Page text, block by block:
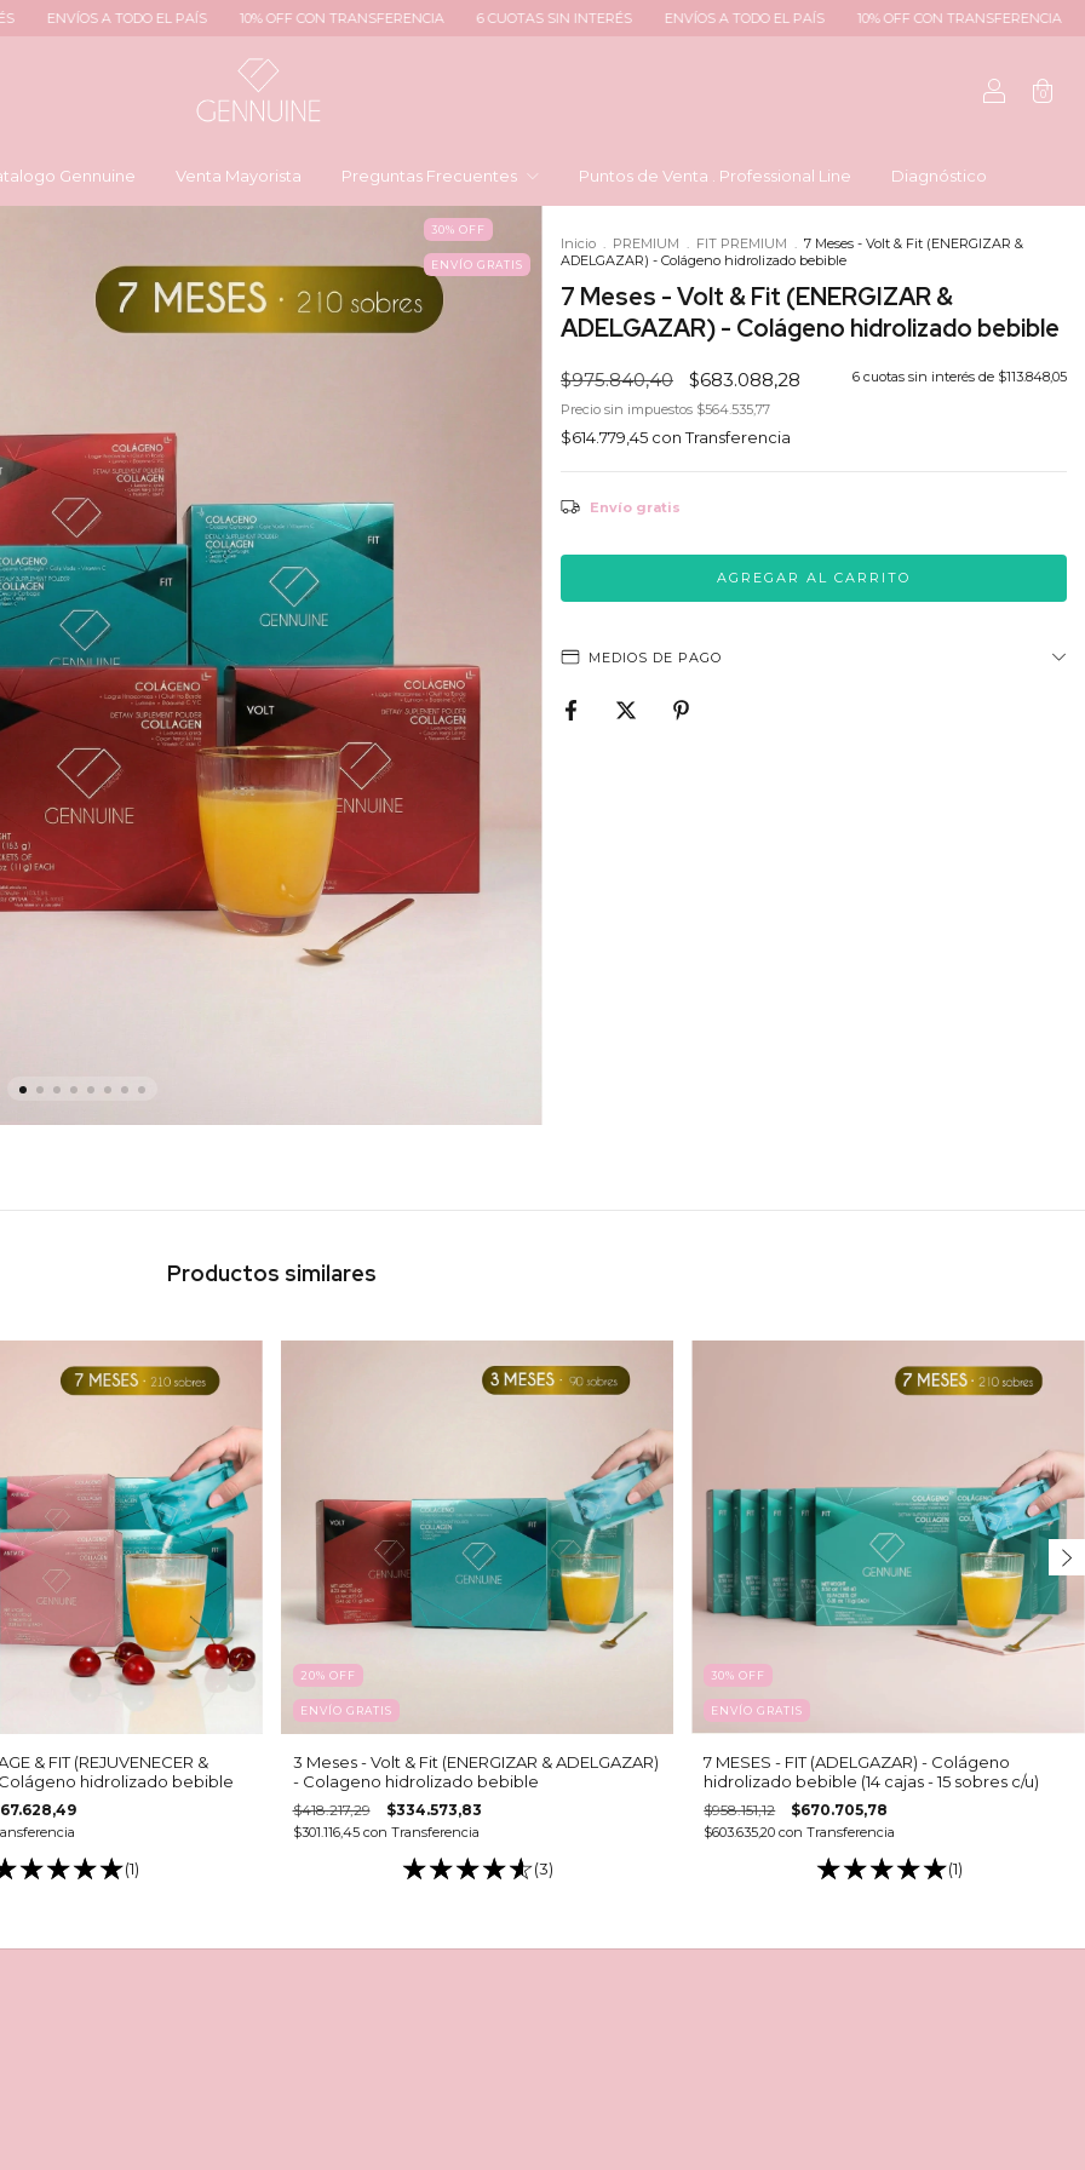
EL PAÍS 10% OFF CON TRANSFERENCIA 6 CUOTAS SIN INTERÉS ENVÍOS A TODO EL PAÍS 10% OFF CON TRANSFERENCIA 6 CUOTAS SIN
0
Gennuine Venta Mayorista Preguntas Frecuentes Puntos de Venta . Professional Line Diagnóstico
30% OFF
ENVÍO GRATIS
Inicio . PREMIUM . FIT PREMIUM . 7 Meses - Volt & Fit (ENERGIZAR &
ADELGAZAR) - Colágeno hidrolizado bebible
7 Meses - Volt & Fit (ENERGIZAR &
ADELGAZAR) - Colágeno hidrolizado bebible
$975.840,40 $683.088,28 6 cuotas sin interés de $113.848,05
Precio sin impuestos $564.535,77
$614.779,45 con Transferencia
Envío gratis
MEDIOS DE PAGO
Productos similares
& FIT (REJUVENECER &
Colágeno hidrolizado bebible
(1)
20% OFF
ENVÍO GRATIS
3 Meses - Volt & Fit (ENERGIZAR & ADELGAZAR)
- Colageno hidrolizado bebible
$418.217,29 $334.573,83
$301.116,45 con Transferencia
(3)
30%OFF
ENVÍO GRATIS
7 MESES - FIT (ADELGAZAR) - Colágeno
hidrolizado bebible (14 cajas - 15 sobres c/u)
$958.151,12 $670.705,78
$603.635,20con Transferencia
(1)